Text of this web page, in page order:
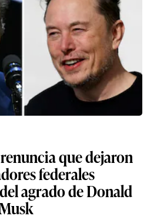
que dejaron
federales
agrado de Donald